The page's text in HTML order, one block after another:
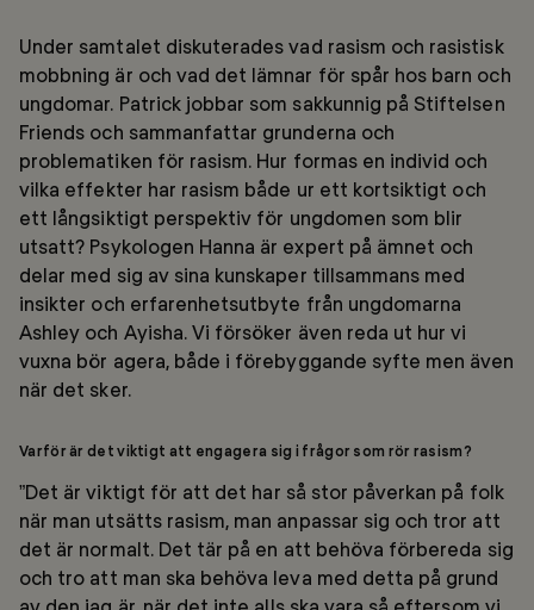
Under samtalet diskuterades vad rasism och rasistisk
mobbning är och vad det lämnar för spår hos barn och
ungdomar. Patrick jobbar som sakkunnig på Stiftelsen
Friends och sammanfattar grunderna och
problematiken för rasism. Hur formas en individ och
vilka effekter har rasism både ur ett kortsiktigt och
ett långsiktigt perspektiv för ungdomen som blir
utsatt? Psykologen Hanna är expert på ämnet och
delar med sig av sina kunskaper tillsammans med
insikter och erfarenhetsutbyte från ungdomarna
Ashley och Ayisha. Vi försöker även reda ut hur vi
vuxna bör agera, både i förebyggande syfte men även
när det sker.
Varför är det viktigt att engagera sig i frågor som rör rasism?
”Det är viktigt för att det har så stor påverkan på folk
när man utsätts rasism, man anpassar sig och tror att
det är normalt. Det tär på en att behöva förbereda sig
och tro att man ska behöva leva med detta på grund